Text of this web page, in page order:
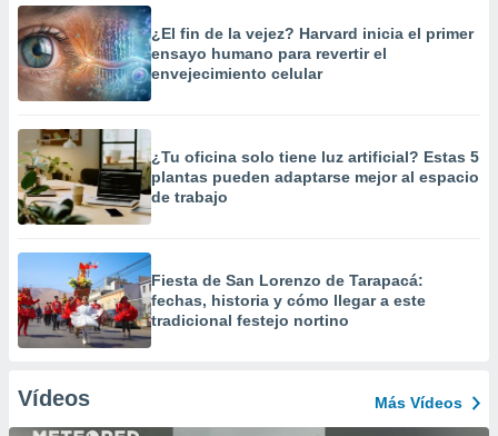
¿El fin de la vejez? Harvard inicia el primer
ensayo humano para revertir el
envejecimiento celular
¿Tu oficina solo tiene luz artificial? Estas 5
plantas pueden adaptarse mejor al espacio
de trabajo
Fiesta de San Lorenzo de Tarapacá:
fechas, historia y cómo llegar a este
tradicional festejo nortino
Vídeos Más Vídeos